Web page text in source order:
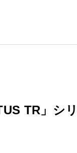
TR」